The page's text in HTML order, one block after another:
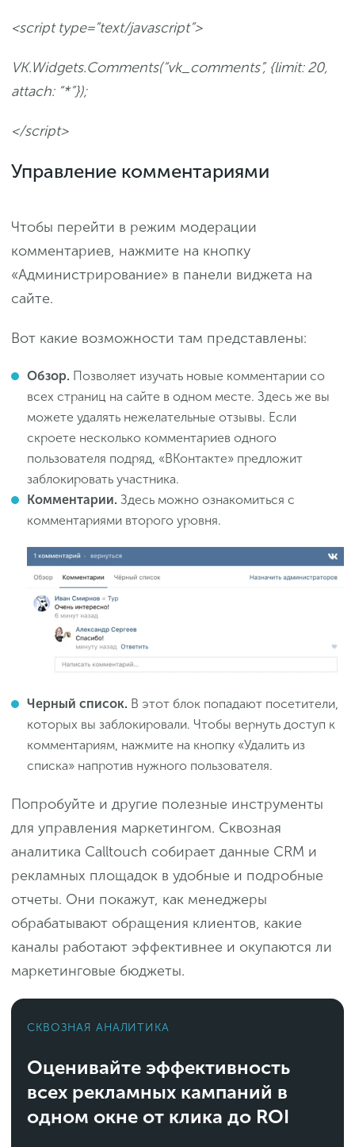
<script type=”text/javascript”>
VK.Widgets.Comments(“vk_comments”, {limit: 20,
attach: “*”});
</script>
Управление комментариями
Чтобы перейти в режим модерации
комментариев, нажмите на кнопку
«Администрирование» в панели виджета на
сайте.
Вот какие возможности там представлены:
Обзор. Позволяет изучать новые комментарии со
всех страниц на сайте в одном месте. Здесь же вы
можете удалять нежелательные отзывы. Если
скроете несколько комментариев одного
пользователя подряд, «ВКонтакте» предложит
заблокировать участника.
Комментарии. Здесь можно ознакомиться с
комментариями второго уровня.
Черный список. В этот блок попадают посетители,
которых вы заблокировали. Чтобы вернуть доступ к
комментариям, нажмите на кнопку «Удалить из
списка» напротив нужного пользователя.
Попробуйте и другие полезные инструменты
для управления маркетингом. Сквозная
аналитика Calltouch собирает данные CRM и
рекламных площадок в удобные и подробные
отчеты. Они покажут, как менеджеры
обрабатывают обращения клиентов, какие
каналы работают эффективнее и окупаются ли
маркетинговые бюджеты.
СКВОЗНАЯ АНАЛИТИКА
Оценивайте эффективность
всех рекламных кампаний в
одном окне от клика до ROI